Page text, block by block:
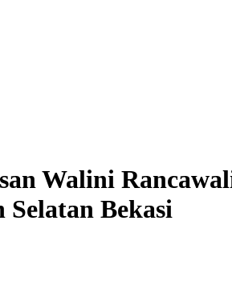
Walini
Bekasi